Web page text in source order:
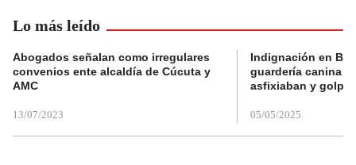
Lo más leído
Abogados señalan como irregulares
convenios ente alcaldía de Cúcuta y
AMC
13/07/2023
Indignación en
guardería canina
asfixiaban y
05/05/2025